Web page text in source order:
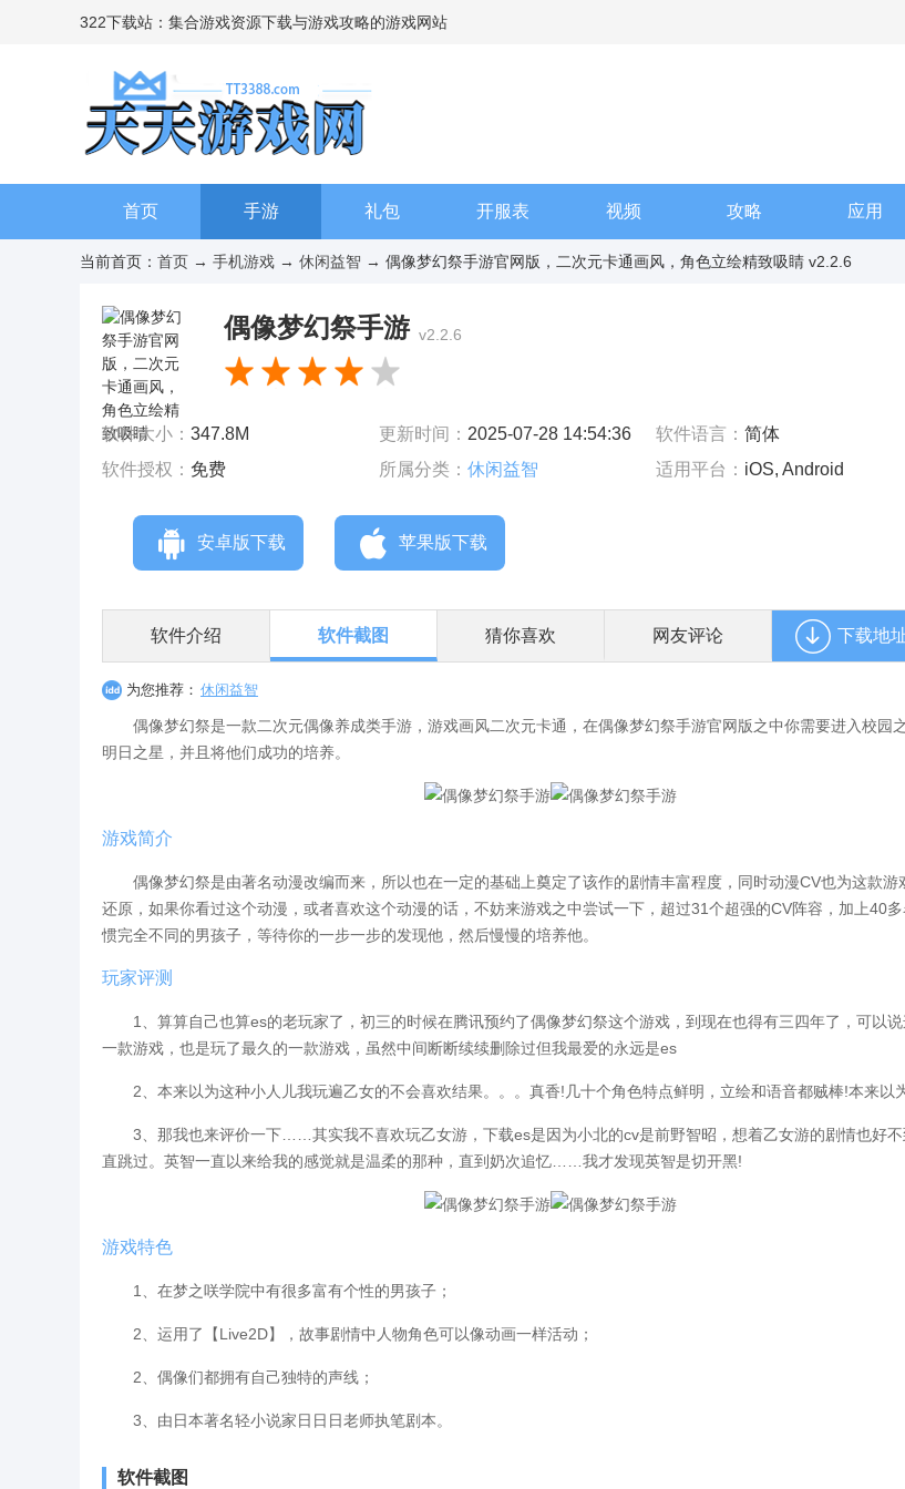
322下载站：集合游戏资源下载与游戏攻略的游戏网站
首页 手游 礼包 开服表 视频 攻略 应用
当前首页： 首页 → 手机游戏 → 休闲益智 → 偶像梦幻祭手游官网版，二次元卡通画风，角色立绘精致吸睛 v2.2.6
偶像梦幻祭手游 v2.2.6
软件大小： 347.8M 更新时间： 2025-07-28 14:54:36 软件语言： 简体
软件授权： 免费 所属分类： 休闲益智 适用平台： iOS, Android
安卓版下载 苹果版下载
软件介绍 软件截图 猜你喜欢 网友评论 下载地
为您推荐： 休闲益智
偶像梦幻祭是一款二次元偶像养成类手游，游戏画风二次元卡通，在偶像梦幻祭手游官网版之中你需要进入校园
明日之星，并且将他们成功的培养。
游戏简介
偶像梦幻祭是由著名动漫改编而来，所以也在一定的基础上奠定了该作的剧情丰富程度，同时动漫CV也为这款游
还原，如果你看过这个动漫，或者喜欢这个动漫的话，不妨来游戏之中尝试一下，超过31个超强的CV阵容，加上40
惯完全不同的男孩子，等待你的一步一步的发现他，然后慢慢的培养他。
玩家评测
1、算算自己也算es的老玩家了，初三的时候在腾讯预约了偶像梦幻祭这个游戏，到现在也得有三四年了，可以
一款游戏，也是玩了最久的一款游戏，虽然中间断断续续删除过但我最爱的永远是es
2、本来以为这种小人儿我玩遍乙女的不会喜欢结果。。。真香!几十个角色特点鲜明，立绘和语音都贼棒!本来以
3、那我也来评价一下……其实我不喜欢玩乙女游，下载es是因为小北的cv是前野智昭，想着乙女游的剧情也好不
直跳过。英智一直以来给我的感觉就是温柔的那种，直到奶次追忆……我才发现英智是切开黑!
游戏特色
1、在梦之咲学院中有很多富有个性的男孩子；
2、运用了【Live2D】，故事剧情中人物角色可以像动画一样活动；
2、偶像们都拥有自己独特的声线；
3、由日本著名轻小说家日日日老师执笔剧本。
软件截图